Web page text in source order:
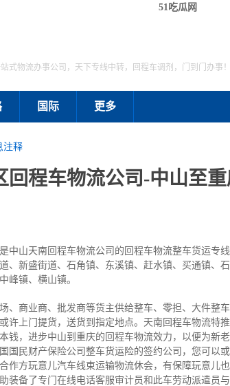
51吃瓜网
站式物流办事公司，天下专线中转，回程车调剂，门到门办事！
国际 更多
注释
回程车物流公司-中山至
中山天南回程车物流公司的回程车物流整车货运专
、新盛街道、石角镇、东溪镇、赶水镇、买通镇、
峰镇、横山镇。
、商业商、批发商等货主供给整车、零担、大件整
许上门提货，送货到指定地点。天南回程车物流特
钱，进步中山到重庆的回程车物流效力，以便为新
国民财产保险公司整车货运险的签约公司，您可以
作方玩意儿汽车线束运输物流休会，有保障玩意儿
装备了专门在线电话客服审计员和此车劳动派遣员